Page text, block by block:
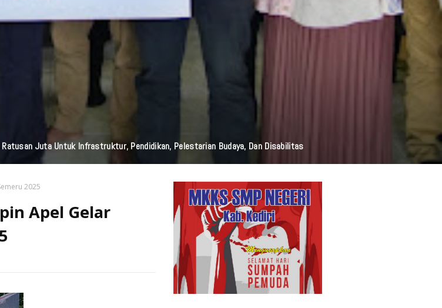
Ratusan Juta Untuk Infrastruktur, Pendidikan, Pelestarian Budaya, Dan Disabilitas
2025
Apel Gelar